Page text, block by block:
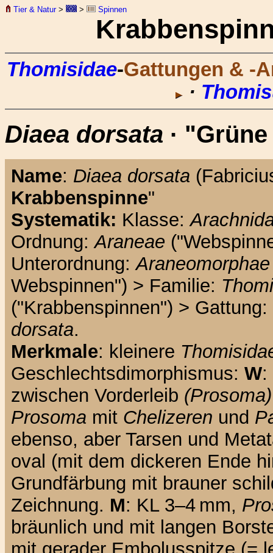
Tier & Natur> > Spinnen
Thomisidae-Gattungen & -
·
Diaea dorsata ·
Name: Diaea dorsata
Krabbenspinne"
Systematik: Klasse:
Ordnung:Araneae
Unterordnung:Araneomorphae
Webspinnen") > Familie:
("Krabbenspinnen") > Gattung:
dorsata.
Merkmale: kleinere
Geschlechtsdimorphismus: W:
zwischen Vorderleib (Prosoma)
Prosoma mit Chelizeren und
ebenso, aber Tarsen und
oval (mit dem dickeren Ende
Grundfärbung mit brauner
Zeichnung. M: KL 3–4 mm,
bräunlich und mit langen